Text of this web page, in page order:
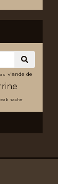
viande de
hache